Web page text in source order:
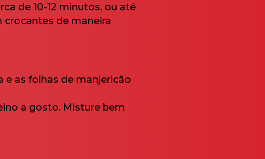
de 10-12 minutos, ou até
de maneira
e as folhas de manjericão
a gosto. Misture bem